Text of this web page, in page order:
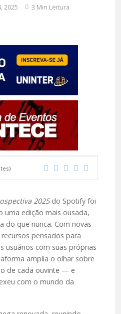
2025 3 Min Leitura
2025do Spotify foi
uma edição mais ousada,
do que nunca. Com novas
pensados para
usuários com suas próprias
amplia o olhar sobre
de cada ouvinte — e
com o mundo da